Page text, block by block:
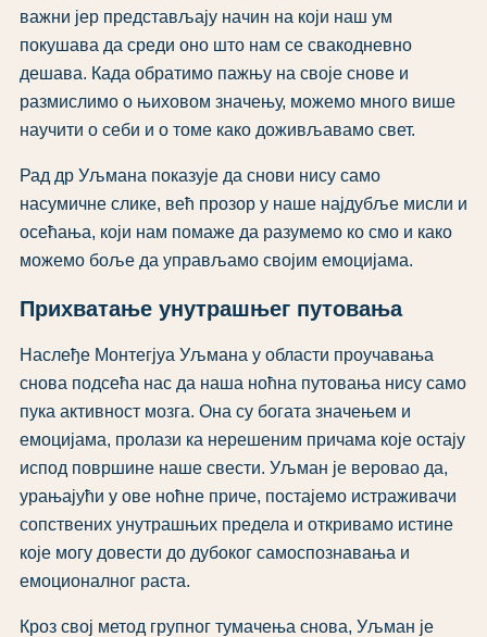
важни јер представљају начин на који наш ум
покушава да среди оно што нам се свакодневно
дешава. Када обратимо пажњу на своје снове и
размислимо о њиховом значењу, можемо много више
научити о себи и о томе како доживљавамо свет.
Рад др Уљмана показује да снови нису само
насумичне слике, већ прозор у наше најдубље мисли и
осећања, који нам помаже да разумемо ко смо и како
можемо боље да управљамо својим емоцијама.
Прихватање унутрашњег путовања
Наслеђе Монтегјуа Уљмана у области проучавања
снова подсећа нас да наша ноћна путовања нису само
пука активност мозга. Она су богата значењем и
емоцијама, пролази ка нерешеним причама које остају
испод површине наше свести. Уљман је веровао да,
урањајући у ове ноћне приче, постајемо истраживачи
сопствених унутрашњих предела и откривамо истине
које могу довести до дубоког самоспознавања и
емоционалног раста.
Кроз свој метод групног тумачења снова, Уљман је